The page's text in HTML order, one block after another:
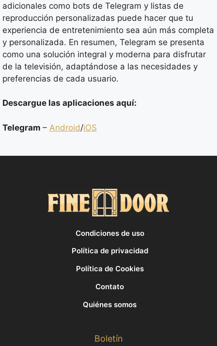
adicionales como bots de Telegram y listas de
reproducción personalizadas puede hacer que tu
experiencia de entretenimiento sea aún más completa
y personalizada. En resumen, Telegram se presenta
como una solución integral y moderna para disfrutar
de la televisión, adaptándose a las necesidades y
preferencias de cada usuario.
Descargue las aplicaciones aquí:
Telegram – Android/iOS
Condiciones de uso
Política de privacidad
Política de Cookies
Contato
Quiénes somos
Boletín